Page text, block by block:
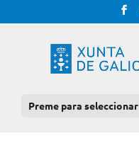
Preme para seleccionar